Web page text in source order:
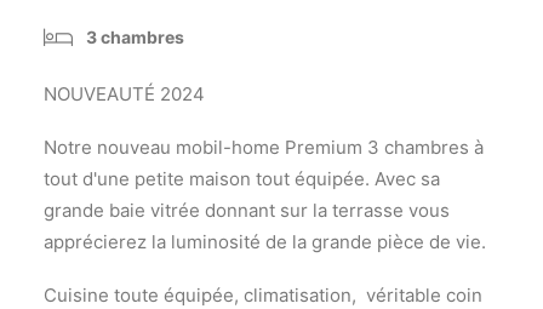
3 chambres
NOUVEAUTÉ 2024
Notre nouveau mobil-home Premium 3 chambres à
tout d'une petite maison tout équipée. Avec sa
grande baie vitrée donnant sur la terrasse vous
apprécierez la luminosité de la grande pièce de vie.
Cuisine toute équipée, climatisation, véritable coin